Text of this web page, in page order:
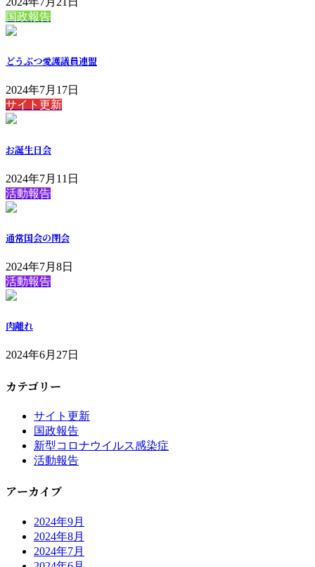
国政報告
どうぶつ愛護議員連盟
2024年7月17日
サイト更新
お誕生日会
2024年7月11日
活動報告
通常国会の閉会
2024年7月8日
活動報告
肉離れ
2024年6月27日
カテゴリー
サイト更新
国政報告
新型コロナウイルス感染症
活動報告
アーカイブ
2024年9月
2024年8月
2024年7月